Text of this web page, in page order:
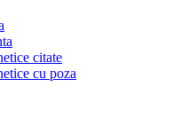
citate
cu poza